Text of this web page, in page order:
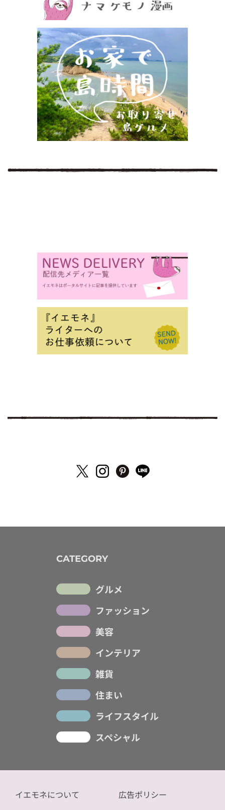
CATEGORY
グルメ
ファッション
美容
インテリア
雑貨
住まい
ライフスタイル
スペシャル
イエモネについて
広告ポリシー